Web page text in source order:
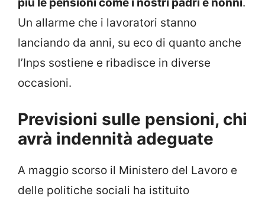
Un allarme che i lavoratori stanno
lanciando da anni, su eco di quanto anche
l’Inps sostiene e ribadisce in diverse
occasioni.
Previsioni sulle pensioni, chi
avrà indennità adeguate
A maggio scorso il Ministero del Lavoro e
delle politiche sociali ha istituito